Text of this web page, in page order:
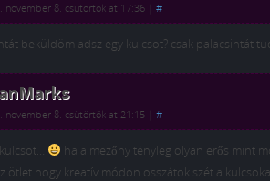
november 8. csütörtök at 17:36 #
beküldöm adsz egy kulcsot? csak palacsintát
november 8. csütörtök at 21:15 #
ha a mezőny tényleg olyan erős mint
ötlet hogy kreatív módon osszátok szét a